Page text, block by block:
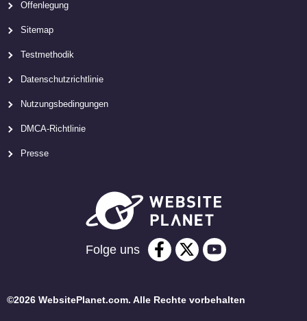
Offenlegung
Sitemap
Testmethodik
Datenschutzrichtlinie
Nutzungsbedingungen
DMCA-Richtlinie
Presse
Folge uns
©2026 WebsitePlanet.com. Alle Rechte vorbehalten